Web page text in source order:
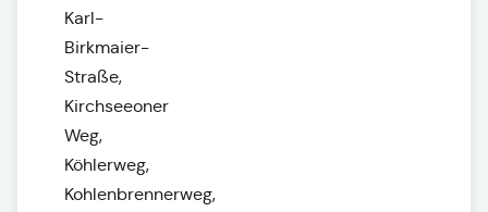
Karl-
Birkmaier-
Straße,
Kirchseeoner
Weg,
Köhlerweg,
Kohlenbrennerweg,